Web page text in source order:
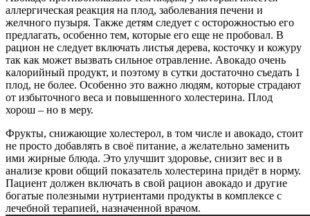
аллергическая реакция на плод, заболевания печени и
желчного пузыря. Также детям следует с осторожностью его
предлагать, особенно тем, которые его еще не пробовал. В
рацион не следует включать листья дерева, косточку и кожуру
так как может вызвать сильное отравление. Авокадо очень
калорийный продукт, и поэтому в сутки достаточно съедать 1
плод, не более. Особенно это важно людям, которые страдают
от избыточного веса и повышенного холестерина. Плод
хорош – но в меру.
Фрукты, снижающие холестерол, в том числе и авокадо, стоит
не просто добавлять в своё питание, а желательно заменить
ими жирные блюда. Это улучшит здоровье, снизит вес и в
анализе крови общий показатель холестерина придёт в норму.
Пациент должен включать в свой рацион авокадо и другие
богатые полезными нутриентами продукты в комплексе с
лечебной терапией, назначенной врачом.